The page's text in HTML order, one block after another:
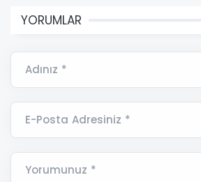
YORUMLAR
Adınız *
E-Posta Adresiniz *
Yorumunuz *